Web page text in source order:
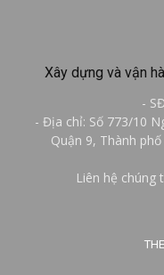
Xây dựng và vận
-
- Địa chỉ: Số 773/10
Quận 9, Thành
Liên hệ chúng